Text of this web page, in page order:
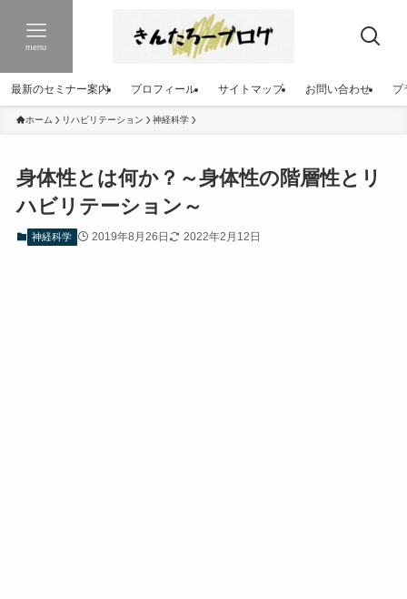
menu
最新のセミナー案内 プロフィール サイトマップ お問い合わせ プ
ホーム リハビリテーション 神経科学
身体性とは何か？～身体性の階層性とリ
ハビリテーション～
神経科学 2019年8月26日 2022年2月12日